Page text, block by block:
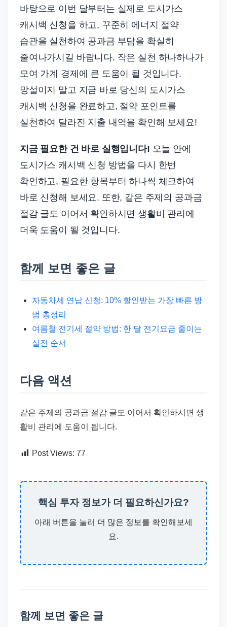
바탕으로 이번 달부터는 실제로 도시가스
캐시백 신청을 하고, 꾸준히 에너지 절약
습관을 실천하여 공과금 부담을 확실히
줄여나가시길 바랍니다. 작은 실천 하나하나가
모여 가계 경제에 큰 도움이 될 것입니다.
망설이지 말고 지금 바로 당신의 도시가스
캐시백 신청을 완료하고, 절약 포인트를
실천하여 달라진 지출 내역을 확인해 보세요!
지금 필요한 건 바로 실행입니다! 오늘 안에
도시가스 캐시백 신청 방법을 다시 한번
확인하고, 필요한 항목부터 하나씩 체크하여
바로 신청해 보세요. 또한, 같은 주제의 공과금
절감 글도 이어서 확인하시면 생활비 관리에
더욱 도움이 될 것입니다.
함께 보면 좋은 글
자동차세 연납 신청: 10% 할인받는 가장 빠른 방
법 총정리
여름철 전기세 절약 방법: 한 달 전기요금 줄이는
실전 순서
다음 액션
같은 주제의 공과금 절감 글도 이어서 확인하시면 생
활비 관리에 도움이 됩니다.
Post Views: 77
핵심 투자 정보가 더 필요하신가요?
아래 버튼을 눌러 더 많은 정보를 확인해보세
요.
함께 보면 좋은 글